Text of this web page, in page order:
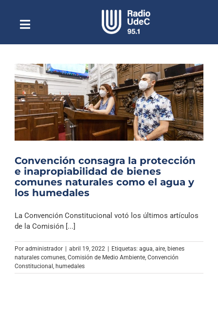
contenidoToggle
NavigationEscuchar Radio UdeC en vivo
Quiénes Somos
Programación
Podcast
Noticias
Columnas
Música Clásica
Convención consagra la protección
e inapropiabilidad de bienes
comunes naturales como el agua y
los humedales
La Convención Constitucional votó los últimos artículos
de la Comisión [...]
Por administrador | abril 19, 2022 | Etiquetas: agua aire bienes
naturales comunes Comisión de Medio Ambiente Convención
Constitucional humedales